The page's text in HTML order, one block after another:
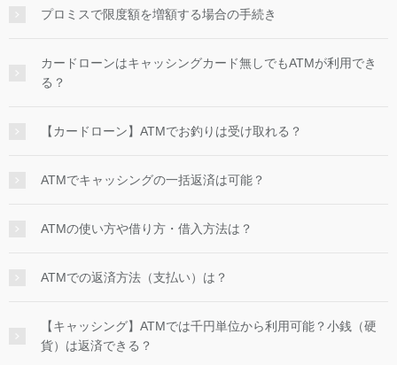
プロミスで限度額を増額する場合の手続き
カードローンはキャッシングカード無しでもATMが利用でき
る？
【カードローン】ATMでお釣りは受け取れる？
ATMでキャッシングの一括返済は可能？
ATMの使い方や借り方・借入方法は？
ATMでの返済方法（支払い）は？
【キャッシング】ATMでは千円単位から利用可能？小銭（硬
貨）は返済できる？